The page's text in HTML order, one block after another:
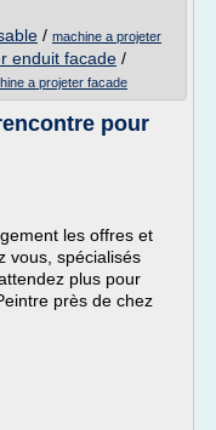
/ machine a projeter
enduit facade /
a projeter facade
pour
les offres et
vous, spécialisés
plus pour
près de chez